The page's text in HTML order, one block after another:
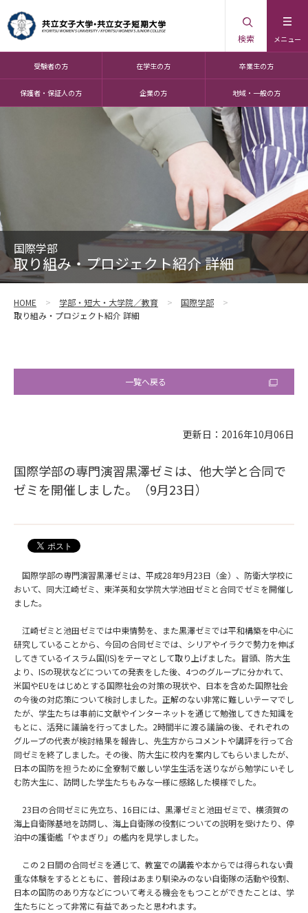
メニュー
検索
受験者の方 在学生の方 卒業生の方
保護者・保証人の方 企業の方 地域・一般の方
国際学部
取り組み・プロジェクト紹介 詳細
HOME 学部・短大・大学院／教育
国際学部
取り組み・プロジェクト紹介 詳細
一覧へ戻る
更新日：2016年10月06日
国際学部の専門演習黒澤ゼミは、他大学と合同で
ゼミを開催しました。（9月23日）
国際学部の専門演習黒澤ゼミは、平成28年9月23日（金）、防衛大学校に
おいて、同大江崎ゼミ、東洋英和女学院大学池田ゼミと合同でゼミを開催し
ました。
江崎ゼミと池田ゼミでは中東情勢を、また黒澤ゼミでは平和構築を中心に
研究していることから、今回の合同ゼミでは、シリアやイラクで勢力を伸ば
してきているイスラム国(IS)をテーマとして取り上げました。冒頭、防大生
より、ISの現状などについての発表をした後、4つのグループに分かれて、
米国やEUをはじめとする国際社会の対策の現状や、日本を含めた国際社会
の今後の対応策について検討しました。正解のない非常に難しいテーマでし
たが、学生たちは事前に文献やインターネットを通じて勉強してきた知識を
もとに、活発に議論を行ってました。2時間半に渡る議論の後、それぞれの
グループの代表が検討結果を報告し、先生方からコメントや講評を行って合
同ゼミを終了しました。その後、防大生に校内を案内してもらいましたが、
日本の国防を担うために全寮制で厳しい学生生活を送りながら勉学にいそし
む防大生に、訪問した学生たちもみな一様に感銘した模様でした。
23日の合同ゼミに先立ち、16日には、黒澤ゼミと池田ゼミで、横須賀の
海上自衛隊基地を訪問し、海上自衛隊の役割についての説明を受けたり、停
泊中の護衛艦「やまぎり」の艦内を見学しました。
この２日間の合同ゼミを通じて、教室での講義や本からでは得られない貴
重な体験をするとともに、普段はあまり馴染みのない自衛隊の活動や役割、
日本の国防のあり方などについて考える機会をもつことができたことは、学
生たちにとって非常に有益であったと思われます。